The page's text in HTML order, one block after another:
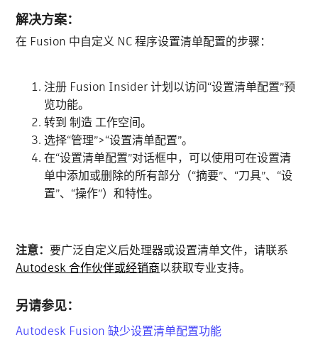
解决方案：
在 Fusion 中自定义 NC 程序设置清单配置的步骤：
注册 Fusion Insider 计划以访问“设置清单配置”预
览功能。
转到 制造 工作空间。
选择“管理”>“设置清单配置”。
在“设置清单配置”对话框中，可以使用可在设置清
单中添加或删除的所有部分（“摘要”、“刀具”、“设
置”、“操作”）和特性。
注意：要广泛自定义后处理器或设置清单文件，请联系
Autodesk 合作伙伴或经销商以获取专业支持。
另请参见：
Autodesk Fusion 缺少设置清单配置功能